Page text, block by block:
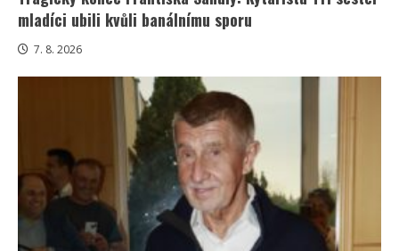
mladíci ubili kvůli banálnímu sporu
7. 8. 2026